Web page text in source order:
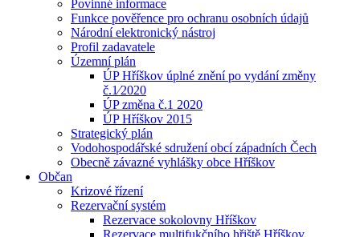
Povinné informace
Funkce pověřence pro ochranu osobních údajů
Národní elektronický nástroj
Profil zadavatele
Územní plán
ÚP Hříškov úplné znění po vydání změny
č.1⁄2020
ÚP změna č.1 2020
ÚP Hříškov 2015
Strategický plán
Vodohospodářské sdružení obcí západních Čech
Obecně závazné vyhlášky obce Hříškov
Občan
Krizové řízení
Rezervační systém
Rezervace sokolovny Hříškov
Rezervace multifukčního hřiště Hříškov